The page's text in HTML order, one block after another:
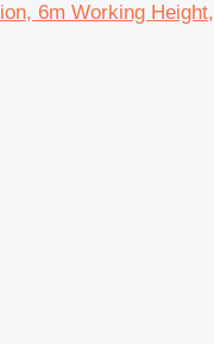
6m Working Height,